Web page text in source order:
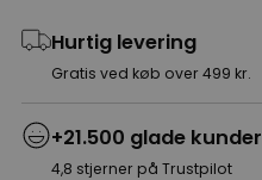
Hurtig levering
Gratis ved køb over 499 kr.
+21.500 glade kunder
4,8 stjerner på Trustpilot